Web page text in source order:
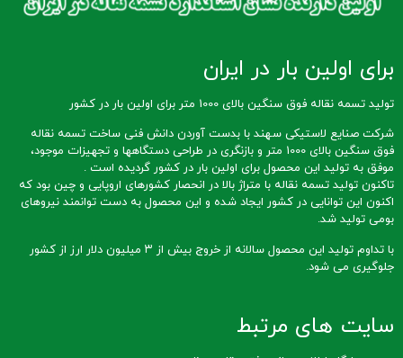
برای اولین بار در ایران
تولید تسمه نقاله فوق سنگین بالای 1000 متر برای اولین بار در کشور
شرکت صنایع لاستیکی سهند با بدست آوردن دانش فنی ساخت تسمه نقاله
فوق سنگین بالای 1000 متر و بازنگری در طراحی دستگاهها و تجهیزات موجود،
موفق به تولید این محصول برای اولین بار در کشور گردیده است .
تاکنون تولید تسمه نقاله با متراژ بالا در انحصار کشورهای اروپایی و چین بود که
اکنون این توانایی در کشور ایجاد شده و این محصول به دست توانمند نیروهای
بومی تولید شد.
با تداوم تولید این محصول سالانه از خروج بیش از ۳ میلیون دلار ارز از کشور
جلوگیری می شود.
سایت های مرتبط